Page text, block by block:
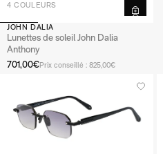
4 COULEURS
JOHN DALIA
Lunettes de soleil John Dalia
Anthony
701,00€Prix conseillé : 825,00€